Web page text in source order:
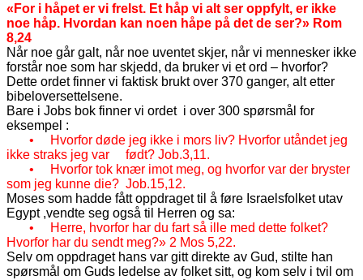
«For i håpet er vi frelst. Et håp vi alt ser oppfylt, er ikke
noe håp. Hvordan kan noen håpe på det de ser?» Rom
8,24
Når noe går galt, når noe uventet skjer, når vi mennesker ikke
forstår noe som har skjedd, da bruker vi et ord – hvorfor?
Dette ordet finner vi faktisk brukt over 370 ganger, alt etter
bibeloversettelsene.
Bare i Jobs bok finner vi ordet i over 300 spørsmål for
eksempel :
•
Hvorfor døde jeg ikke i mors liv? Hvorfor utåndet jeg
ikke straks jeg var født? Job.3,11.
•
Hvorfor tok knær imot meg, og hvorfor var der bryster
som jeg kunne die? Job.15,12.
Moses som hadde fått oppdraget til å føre Israelsfolket utav
Egypt ,vendte seg også til Herren og sa:
•
Herre, hvorfor har du fart så ille med dette folket?
Hvorfor har du sendt meg?» 2 Mos 5,22.
Selv om oppdraget hans var gitt direkte av Gud, stilte han
spørsmål om Guds ledelse av folket sitt, og kom selv i tvil om